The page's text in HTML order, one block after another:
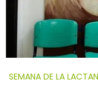
SEMANA DE LA